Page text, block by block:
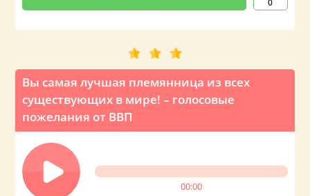
0
Вы самая лучшая племянница из всех
существующих в мире! – голосовые
пожелания от ВВП
00:00